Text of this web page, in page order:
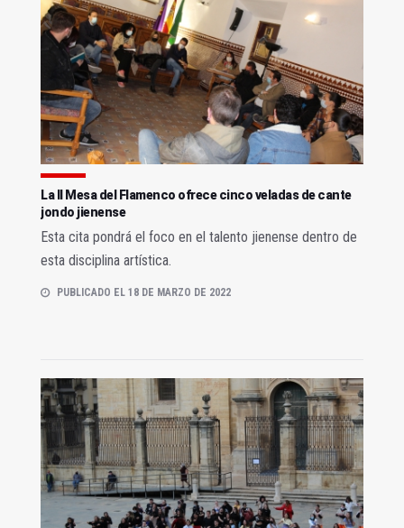
La II Mesa del Flamenco ofrece cinco veladas de cante
jondo jienense
Esta cita pondrá el foco en el talento jienense dentro de
esta disciplina artística.
PUBLICADO EL 18 DE MARZO DE 2022